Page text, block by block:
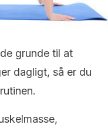
grunde til at
dagligt, så er du